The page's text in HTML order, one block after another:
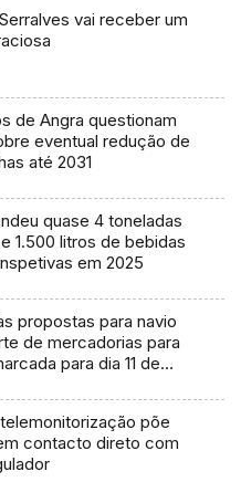
vai receber um
de Angra questionam
eventual redução de
até 2031
quase 4 toneladas
1.500 litros de bebidas
em 2025
propostas para navio
de mercadorias para
para dia 11 de
põe
contacto direto com